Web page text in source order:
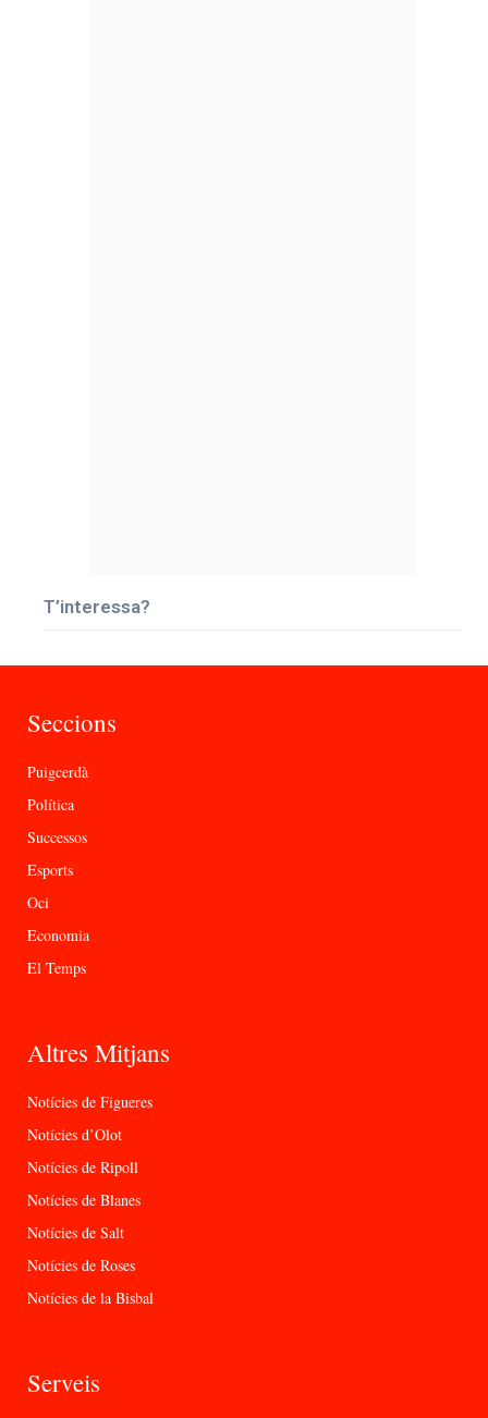
T’interessa?
Seccions
Puigcerdà
Política
Successos
Esports
Oci
Economia
El Temps
Altres Mitjans
Notícies de Figueres
Notícies d’Olot
Notícies de Ripoll
Notícies de Blanes
Notícies de Salt
Notícies de Roses
Notícies de la Bisbal
Serveis